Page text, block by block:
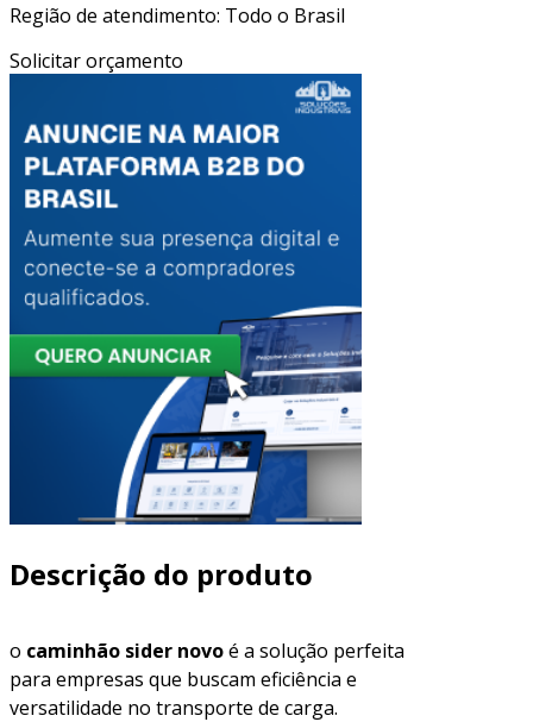
Região de atendimento: Todo o Brasil
Solicitar orçamento
Descrição do produto
o caminhão sider novoé a solução perfeita
para empresas que buscam eficiência e
versatilidade no transporte de carga.